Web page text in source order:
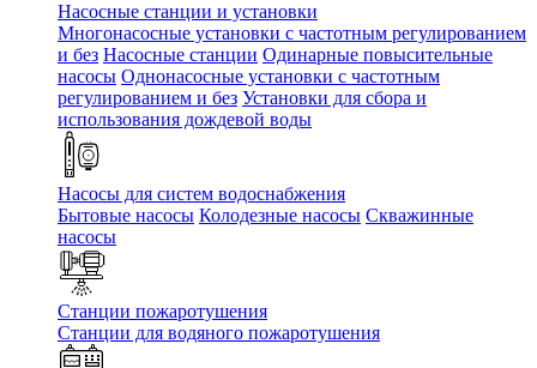
Насосные станции и установки
Многонасосные установки с частотным регулированием
и без Насосные станции Одинарные повысительные
насосы Однонасосные установки с частотным
регулированием и без Установки для сбора и
использования дождевой воды
Насосы для систем водоснабжения
Бытовые насосы Колодезные насосы Скважинные
насосы
Станции пожаротушения
Станции для водяного пожаротушения